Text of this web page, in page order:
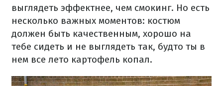
выглядеть эффектнее, чем смокинг. Но есть
несколько важных моментов: костюм
должен быть качественным, хорошо на
тебе сидеть и не выглядеть так, будто ты в
нем все лето картофель копал.